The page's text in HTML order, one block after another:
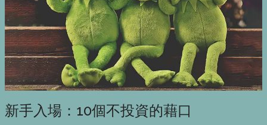
新手入場：10個不投資的藉口